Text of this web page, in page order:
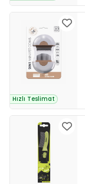
Hızlı Teslimat